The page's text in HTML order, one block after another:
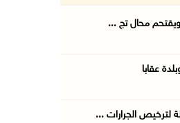
ويقتحم محال تج ...
عقابا
لترخيص الجرارات ...